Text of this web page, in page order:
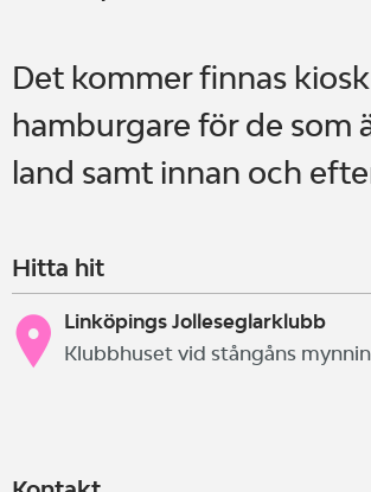
Det kommer finnas
hamburgare för de som
land samt innan och
Hitta hit
Linköpings Jolleseglarklubb
Klubbhuset vid stångåns